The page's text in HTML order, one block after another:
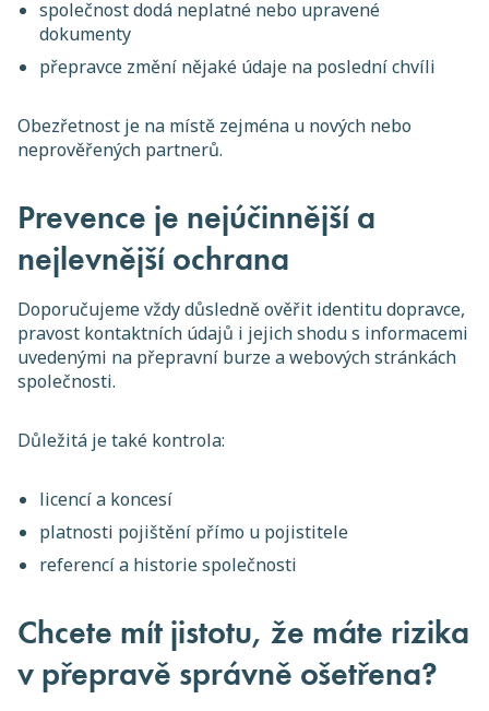
společnost dodá neplatné nebo upravené
dokumenty
přepravce změní nějaké údaje na poslední chvíli
Obezřetnost je na místě zejména u nových nebo
neprověřených partnerů.
Prevence je nejúčinnější a
nejlevnější ochrana
Doporučujeme vždy důsledně ověřit identitu dopravce,
pravost kontaktních údajů i jejich shodu s informacemi
uvedenými na přepravní burze a webových stránkách
společnosti.
Důležitá je také kontrola:
licencí a koncesí
platnosti pojištění přímo u pojistitele
referencí a historie společnosti
Chcete mít jistotu, že máte rizika
v přepravě správně ošetřena?